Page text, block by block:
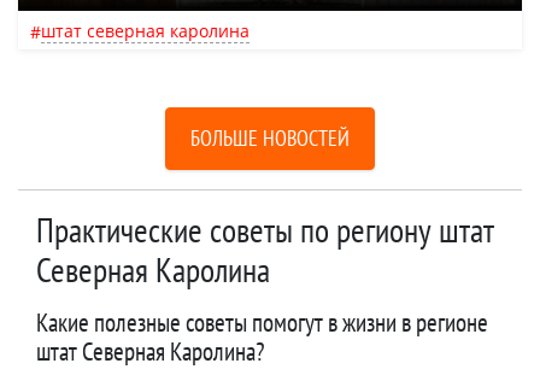
штат северная каролина
БОЛЬШЕ НОВОСТЕЙ
Практические советы по региону штат
Северная Каролина
Какие полезные советы помогут в жизни в регионе
штат Северная Каролина?